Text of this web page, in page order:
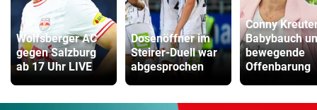
Wolfsberger AC
gegen Salzburg
ab 17 Uhr LIVE
Dosenöffner im
Steirer-Duell war
abgesprochen
Conny
Babybauch
bewegende
Offenbarung